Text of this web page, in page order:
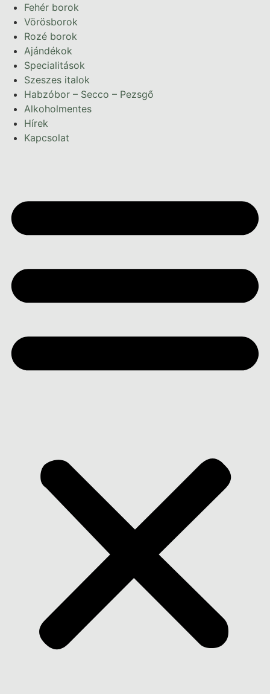
Ugrás
tartalomhoz
Fehér borok
Vörösborok
Rozé borok
Ajándékok
Specialitások
Szeszes italok
Habzóbor – Secco – Pezsgő
Alkoholmentes
Hírek
Kapcsolat